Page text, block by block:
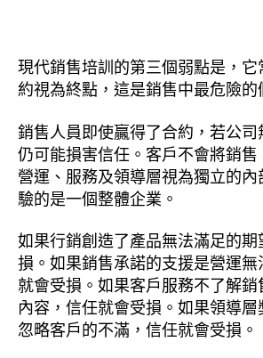
現代銷售培訓的第三個弱點是，
約視為終點，這是銷售中最危險的
銷售人員即使贏得了合約，若公司
仍可能損害信任。客戶不會將銷售
營運、服務及領導層視為獨立的
驗的是一個整體企業。
如果行銷創造了產品無法滿足的
損。如果銷售承諾的支援是營運
就會受損。如果客戶服務不了解
內容，信任就會受損。如果領導
忽略客戶的不滿，信任就會受損。